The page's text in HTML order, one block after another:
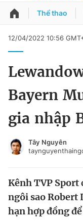
QUẢNG CÁO
Chào ngày mới
Video
Đổi mật khẩu
Tin đã lưu
Tin đã xem
Đăng xuất
Thể thao
12/04/2022 10:56
Bayern
gia nhập
Tây Nguyên
Kênh TVP Sport
ngôi sao Robert
hạn hợp đồng